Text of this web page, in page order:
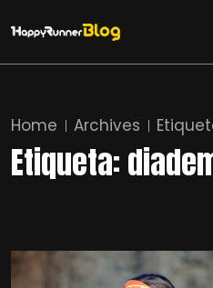
Home Archives
Etiqueta: